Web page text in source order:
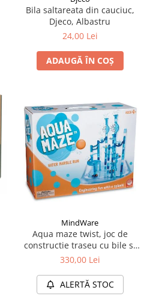
Bila saltareata din cauciuc,
Djeco, Albastru
24,00 Lei
ADAUGĂ ÎN COȘ
MindWare
Aqua maze twist, joc de
constructie traseu cu bile si
apa
330,00 Lei
ALERTĂ STOC